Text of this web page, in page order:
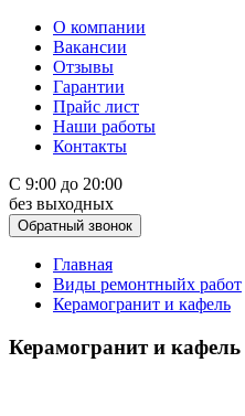
О компании
Вакансии
Отзывы
Гарантии
Прайс лист
Наши работы
Контакты
С 9:00 до 20:00
без выходных
Обратный звонок
Главная
Виды ремонтныйх работ
Керамогранит и кафель
Керамогранит и кафель